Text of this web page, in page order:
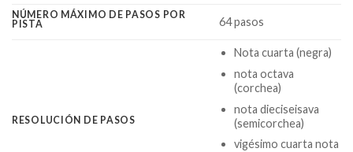
NÚMERO MÁXIMO DE PASOS POR
PISTA
64 pasos
RESOLUCIÓN DE PASOS
Nota cuarta (negra)
nota octava
(corchea)
nota dieciseisava
(semicorchea)
vigésimo cuarta nota